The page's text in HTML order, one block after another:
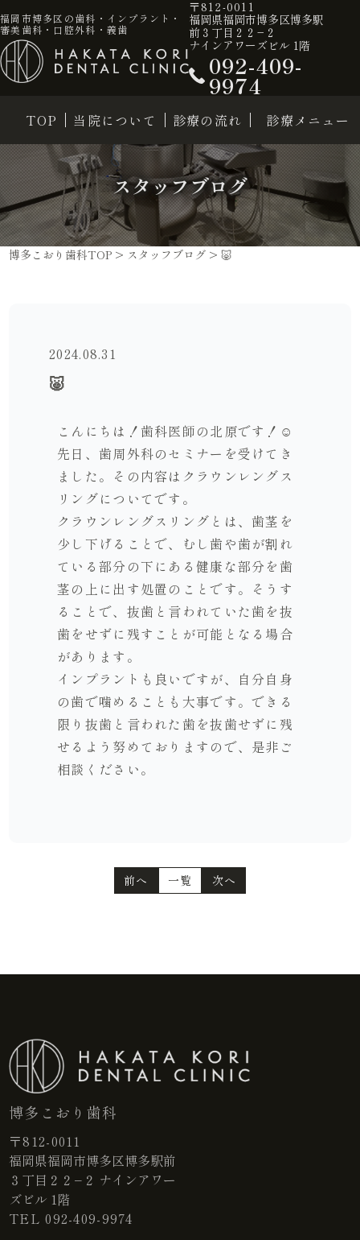
福岡市博多区の歯科・インプラント・
審美歯科・口腔外科・義歯
〒812-0011
福岡県福岡市博多区博多駅
前３丁目２２−２
ナインアワーズビル 1階
092-409-
9974
TOP 当院について 診療の流れ 診療メニュー
スタッフブログ
博多こおり歯科TOP > スタッフブログ > 🐷
2024.08.31
🐷
こんにちは！歯科医師の北原です！☺️
先日、歯周外科のセミナーを受けてき
ました。その内容はクラウンレングス
リングについてです。
クラウンレングスリングとは、歯茎を
少し下げることで、むし歯や歯が割れ
ている部分の下にある健康な部分を歯
茎の上に出す処置のことです。そうす
ることで、抜歯と言われていた歯を抜
歯をせずに残すことが可能となる場合
があります。
インプラントも良いですが、自分自身
の歯で噛めることも大事です。できる
限り抜歯と言われた歯を抜歯せずに残
せるよう努めておりますので、是非ご
相談ください。
前へ 一覧 次へ
博多こおり歯科
〒812-0011
福岡県福岡市博多区博多駅前
３丁目２２−２ ナインアワー
ズビル 1階
TEL092-409-9974